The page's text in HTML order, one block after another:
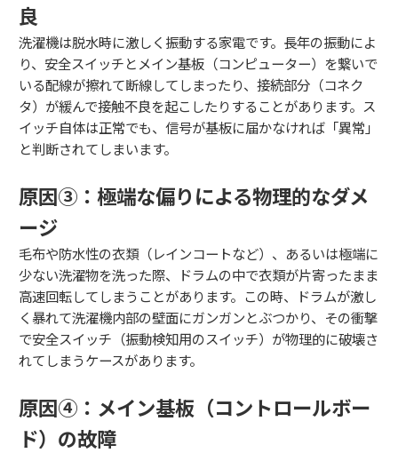
良
洗濯機は脱水時に激しく振動する家電です。長年の振動によ
り、安全スイッチとメイン基板（コンピューター）を繋いで
いる配線が擦れて断線してしまったり、接続部分（コネク
タ）が緩んで接触不良を起こしたりすることがあります。ス
イッチ自体は正常でも、信号が基板に届かなければ「異常」
と判断されてしまいます。
原因③：極端な偏りによる物理的なダメ
ージ
毛布や防水性の衣類（レインコートなど）、あるいは極端に
少ない洗濯物を洗った際、ドラムの中で衣類が片寄ったまま
高速回転してしまうことがあります。この時、ドラムが激し
く暴れて洗濯機内部の壁面にガンガンとぶつかり、その衝撃
で安全スイッチ（振動検知用のスイッチ）が物理的に破壊さ
れてしまうケースがあります。
原因④：メイン基板（コントロールボー
ド）の故障